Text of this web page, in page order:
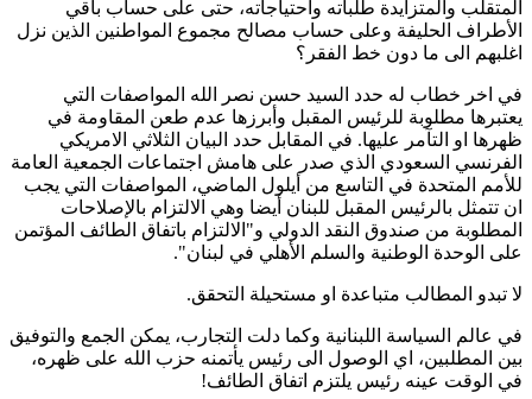
المتقلب والمتزايدة طلباته واحتياجاته، حتى على حساب باقي
الأطراف الحليفة وعلى حساب مصالح مجموع المواطنين الذين نزل
اغلبهم الى ما دون خط الفقر؟
في اخر خطاب له حدد السيد حسن نصر الله المواصفات التي
يعتبرها مطلوبة للرئيس المقبل وأبرزها عدم طعن المقاومة في
ظهرها او التآمر عليها. في المقابل حدد البيان الثلاثي الامريكي
الفرنسي السعودي الذي صدر على هامش اجتماعات الجمعية العامة
للأمم المتحدة في التاسع من أيلول الماضي، المواصفات التي يجب
ان تتمثل بالرئيس المقبل للبنان أيضا وهي الالتزام بالإصلاحات
المطلوبة من صندوق النقد الدولي و"الالتزام باتفاق الطائف المؤتمن
على الوحدة الوطنية والسلم الأهلي في لبنان".
لا تبدو المطالب متباعدة او مستحيلة التحقق.
في عالم السياسة اللبنانية وكما دلت التجارب، يمكن الجمع والتوفيق
بين المطلبين، اي الوصول الى رئيس يأتمنه حزب الله على ظهره،
في الوقت عينه رئيس يلتزم اتفاق الطائف!